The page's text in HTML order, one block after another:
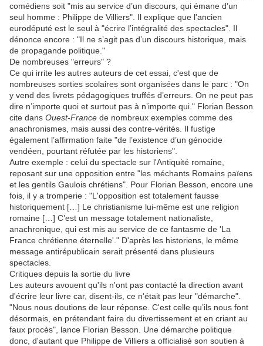
comédiens soit "mis au service d’un discours, qui émane d’un
seul homme : Philippe de Villiers". Il explique que l'ancien
eurodéputé est le seul à "écrire l’intégralité des spectacles". Il
dénonce encore : "Il ne s’agit pas d’un discours historique, mais
de propagande politique."
De nombreuses "erreurs" ?
Ce qui irrite les autres auteurs de cet essai, c'est que de
nombreuses sorties scolaires sont organisées dans le parc : "On
y vend des livrets pédagogiques truffés d’erreurs. On ne peut pas
dire n’importe quoi et surtout pas à n’importe qui." Florian Besson
cite dans Ouest-France de nombreux exemples comme des
anachronismes, mais aussi des contre-vérités. Il fustige
également l’affirmation faite "de l’existence d’un génocide
vendéen, pourtant réfutée par les historiens".
Autre exemple : celui du spectacle sur l'Antiquité romaine,
reposant sur une opposition entre "les méchants Romains païens
et les gentils Gaulois chrétiens". Pour Florian Besson, encore une
fois, il y a tromperie : "L'opposition est totalement fausse
historiquement […] Le christianisme lui-même est une religion
romaine […] C’est un message totalement nationaliste,
anachronique, qui est mis au service de ce fantasme de 'La
France chrétienne éternelle'." D'après les historiens, le même
message antirépublicain serait présenté dans plusieurs
spectacles.
Critiques depuis la sortie du livre
Les auteurs avouent qu'ils n'ont pas contacté la direction avant
d'écrire leur livre car, disent-ils, ce n'était pas leur "démarche".
"Nous nous doutions de leur réponse. C'est celle qu’ils nous font
désormais, en prétendant faire du divertissement et en criant au
faux procès", lance Florian Besson. Une démarche politique
donc, d'autant que Philippe de Villiers a officialisé son soutien à